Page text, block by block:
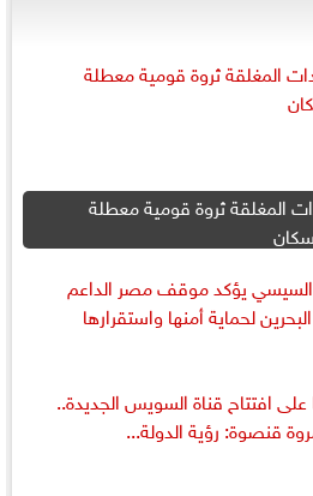
المغلقة ثروة قومية معطلة
السيسي يؤكد موقف مصر الداعم
لحماية أمنها واستقرارها
على افتتاح قناة السويس الجديدة..
قنصوة: رؤية الدولة...